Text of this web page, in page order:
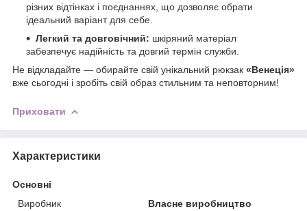
різних відтінках і поєднаннях, що дозволяє обрати
ідеальний варіант для себе.
Легкий та довговічний: шкіряний матеріал
забезпечує надійність та довгий термін служби.
Не відкладайте — обирайте свій унікальний рюкзак «Венеція»
вже сьогодні і зробіть свій образ стильним та неповторним!
Приховати
Характеристики
Основні
Виробник
Власне виробництво